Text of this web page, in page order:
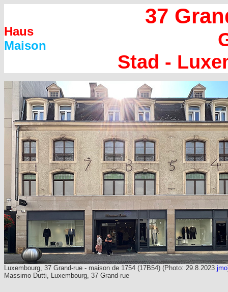
Haus
Maison
37
Stad -
Luxembourg, 37 Grand-rue - maison de 1754 (17B54) (Photo: 29.8.2023 jmo
Massimo Dutti, Luxembourg, 37 Grand-rue